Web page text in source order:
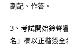
劃記、作答。
3、考試開始鈴聲
名」欄以正楷簽全